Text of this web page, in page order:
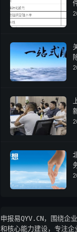
申报易QYV.CN，围绕企
和核心能力建设，专注